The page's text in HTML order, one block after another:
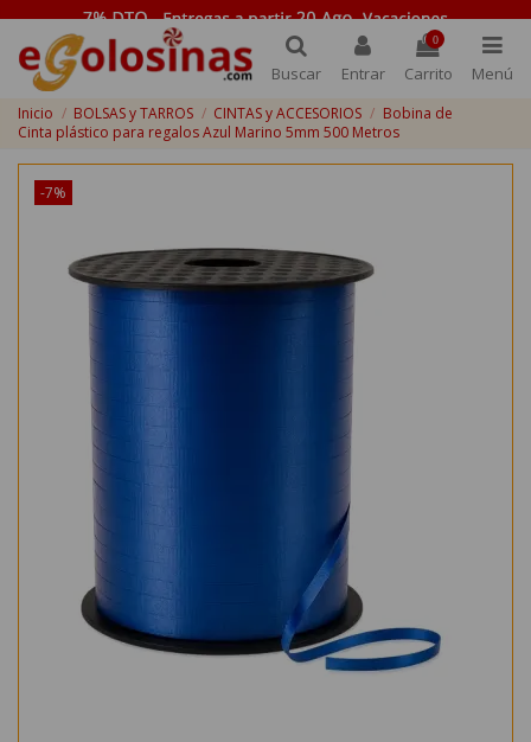
Buscar Entrar
0
Carrito Menú
Inicio BOLSAS y TARROS CINTAS y ACCESORIOS
Bobina de
Cinta plástico para regalos Azul Marino 5mm 500 Metros
-7%